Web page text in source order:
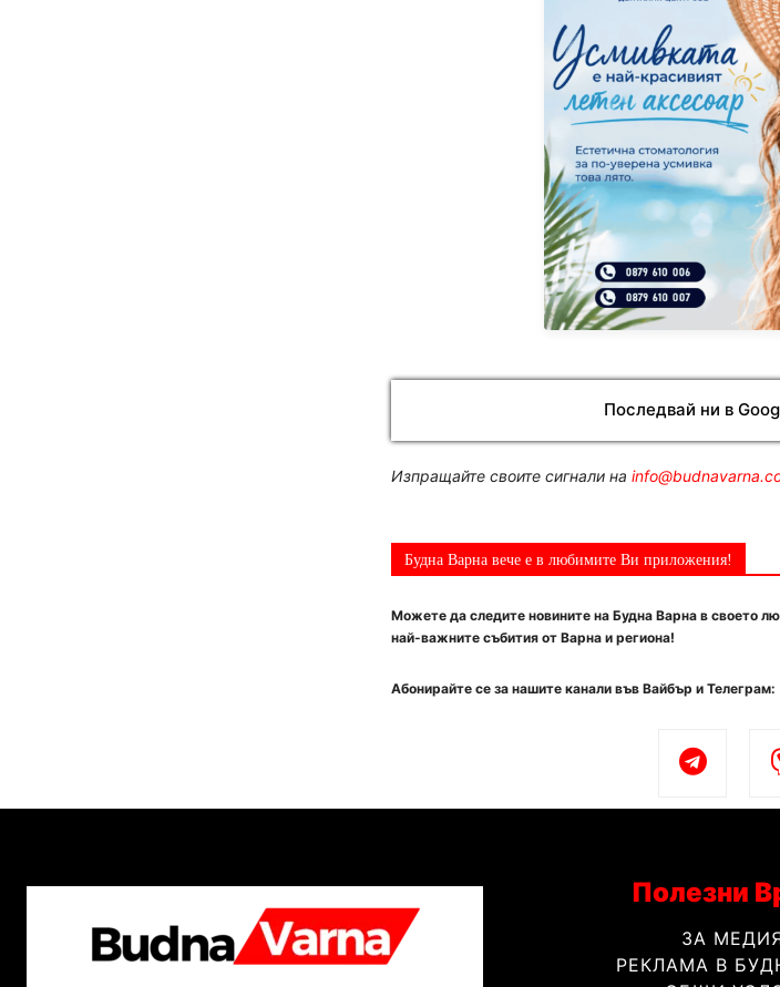
Последвай ни в
Изпращайте своите сигнали на
Будна Варна вече е в любимите Ви приложения!
Можете да следите новините на Будна Варна в своето
най-важните събития от Варна и региона!
Абонирайте се за нашите канали във Вайбър и Телеграм:
Полезни
ЗА
РЕКЛАМА В